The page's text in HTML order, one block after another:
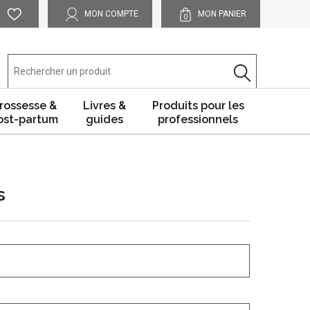
MON COMPTE 0 MON PANIER
&
partum
Livres &
guides
Produits pour les
professionnels